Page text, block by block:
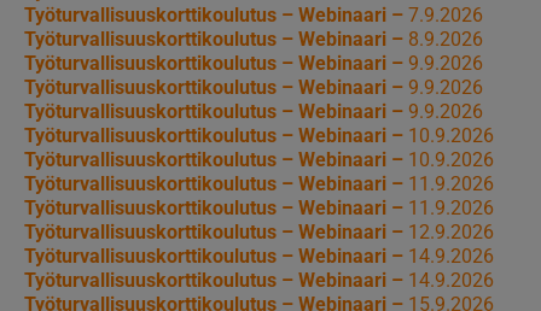
Työturvallisuuskorttikoulutus – Webinaari – 7.9.2026
Työturvallisuuskorttikoulutus – Webinaari – 8.9.2026
Työturvallisuuskorttikoulutus – Webinaari – 9.9.2026
Työturvallisuuskorttikoulutus – Webinaari – 9.9.2026
Työturvallisuuskorttikoulutus – Webinaari – 9.9.2026
Työturvallisuuskorttikoulutus – Webinaari – 10.9.2026
Työturvallisuuskorttikoulutus – Webinaari – 10.9.2026
Työturvallisuuskorttikoulutus – Webinaari – 11.9.2026
Työturvallisuuskorttikoulutus – Webinaari – 11.9.2026
Työturvallisuuskorttikoulutus – Webinaari – 12.9.2026
Työturvallisuuskorttikoulutus – Webinaari – 14.9.2026
Työturvallisuuskorttikoulutus – Webinaari – 14.9.2026
Työturvallisuuskorttikoulutus – Webinaari – 15.9.2026